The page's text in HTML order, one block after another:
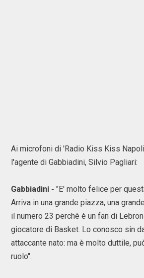
Ai microfoni di 'Radio Kiss Kiss
l'agente di Gabbiadini, Silvio Pagliari:
Gabbiadini - "E' molto felice per
Arriva in una grande piazza, una
il numero 23 perchè è un fan di
giocatore di Basket. Lo conosco sin
attaccante nato: ma è molto duttile,
ruolo".